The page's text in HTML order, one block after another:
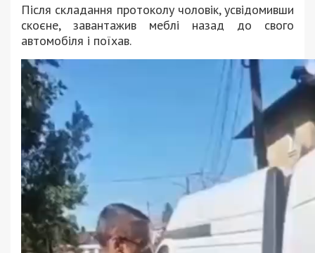
Після складання протоколу чоловік, усвідомивши
скоєне, завантажив меблі назад до свого
автомобіля і поїхав.